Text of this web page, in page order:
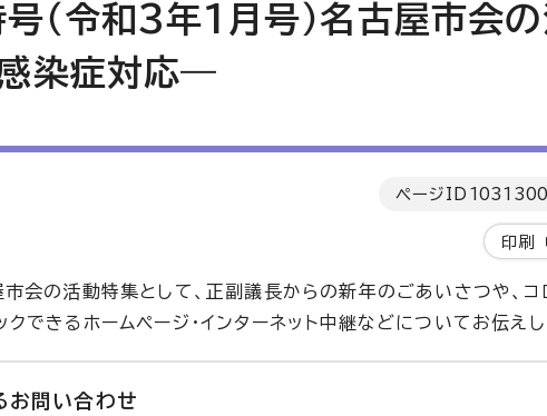
（令和3年1月号）名古屋市会
感染症対応―
ページID 1031300
印刷
会の活動特集として、正副議長からの新年のごあいさつや、
できるホームページ・インターネット中継などについてお伝えし
お問い合わせ